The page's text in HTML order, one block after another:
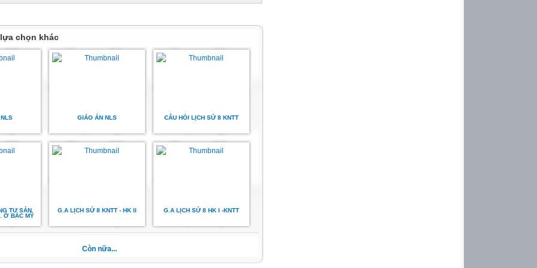
độc lập của 13 thuộc địa Anh ở Bắc
tư sản Pháp cuối thế kỉ
công nghiệp (nửa sau thế
XIX).
Bài 4. Đông Nam Á từ nửa sau thế kỉ XVI
chọn khác
GIÁO ÁN NLS CÂU HỎI LỊCH SỬ 8 KNTT
TƯ SẢN
Ở BẮC MỸ
G.A LỊCH SỬ 8 KNTT - HK II G.A LỊCH SỬ 8 HK I -KNTT
Còn nữa...